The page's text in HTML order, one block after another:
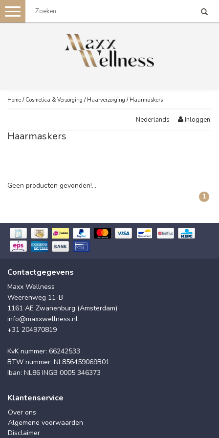
Toggle
navigation
Home / Cosmetica & Verzorging / Haarverzorging / Haarmaskers
Nederlands Inloggen
Haarmaskers
Geen producten gevonden!...
1
Contactgegevens
Maxx Wellness
Weerenweg 11-B
1161 AE Zwanenburg (Amsterdam)
info@maxxwellness.nl
+31 204970819
KvK nummer: 66242533
BTW nummer: NL856459069B01
Iban: NL86 INGB 0005 346373
Klantenservice
Over ons
Algemene voorwaarden
Disclaimer